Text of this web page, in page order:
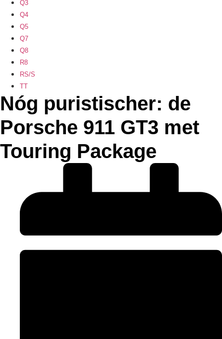
Q3
Q4
Q5
Q7
Q8
R8
RS/S
TT
Nóg puristischer: de
Porsche 911 GT3 met
Touring Package